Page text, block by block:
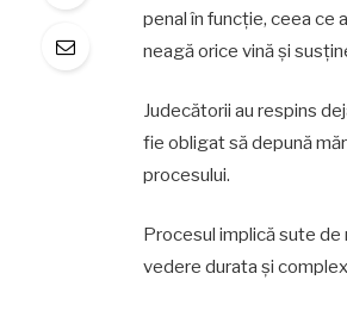
penal în funcție, ceea ce
neagă orice vină și
Judecătorii au respins
fie obligat să depună
procesului.
Procesul implică sute
vedere durata și